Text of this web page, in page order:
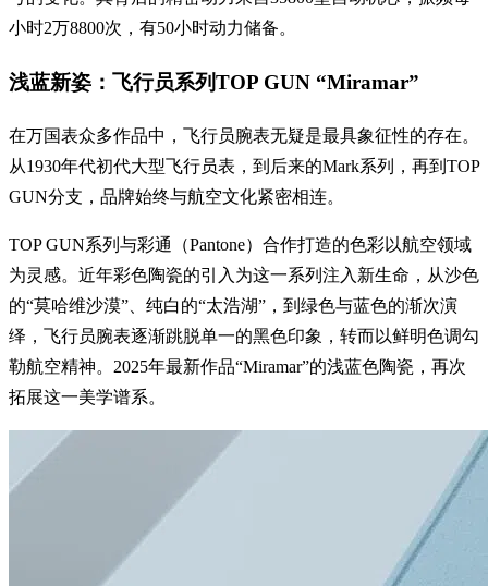
小时2万8800次，有50小时动力储备。
浅蓝新姿：飞行员系列TOP GUN “Miramar”
在万国表众多作品中，飞行员腕表无疑是最具象征性的存在。
从1930年代初代大型飞行员表，到后来的Mark系列，再到TOP
GUN分支，品牌始终与航空文化紧密相连。
TOP GUN系列与彩通（Pantone）合作打造的色彩以航空领域
为灵感。近年彩色陶瓷的引入为这一系列注入新生命，从沙色
的“莫哈维沙漠”、纯白的“太浩湖”，到绿色与蓝色的渐次演
绎，飞行员腕表逐渐跳脱单一的黑色印象，转而以鲜明色调勾
勒航空精神。2025年最新作品“Miramar”的浅蓝色陶瓷，再次
拓展这一美学谱系。